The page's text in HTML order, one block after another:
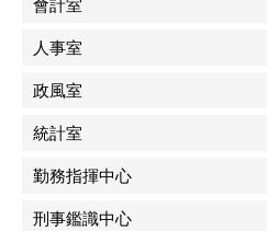
會計室
人事室
政風室
統計室
勤務指揮中心
刑事鑑識中心